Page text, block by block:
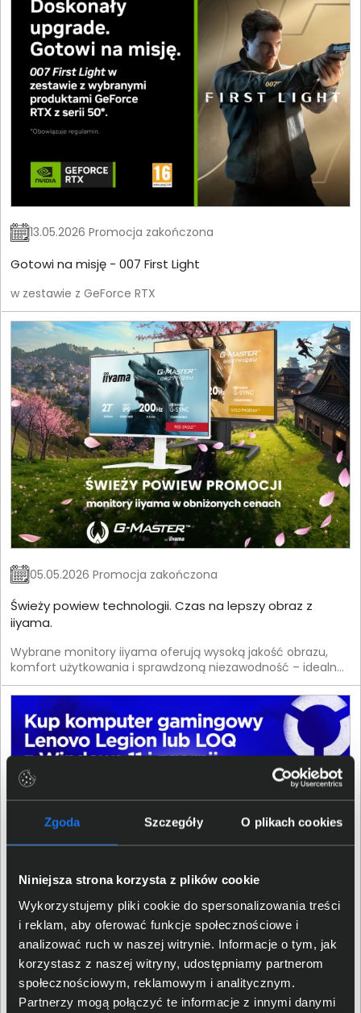
Zgoda Szczegóły O plikach cookies
Niniejsza strona korzysta z plików cookie
Wykorzystujemy pliki cookie do spersonalizowania treści
i reklam, aby oferować funkcje społecznościowe i
analizować ruch w naszej witrynie. Informacje o tym, jak
korzystasz z naszej witryny, udostępniamy partnerom
społecznościowym, reklamowym i analitycznym.
Partnerzy mogą połączyć te informacje z innymi danymi
13.05.2026 Promocja zakończona
Gotowi na misję - 007 First Light
w zestawie z GeForce RTX
05.05.2026 Promocja zakończona
Świeży powiew technologii. Czas na lepszy obraz z
iiyama.
Wybrane monitory iiyama oferują wysoką jakość obrazu,
komfort użytkowania i sprawdzoną niezawodność – idealne
rozwiązanie na nowy sezon. Postaw na technologię, która
robi różnicę od pierwszego spojrzenia.
04.05.2026 Promocja zakończona
Kup komputer gamingowy Lenovo Legion lub LOQ z
Windows 11 i zgarnij kontroler Xbox.